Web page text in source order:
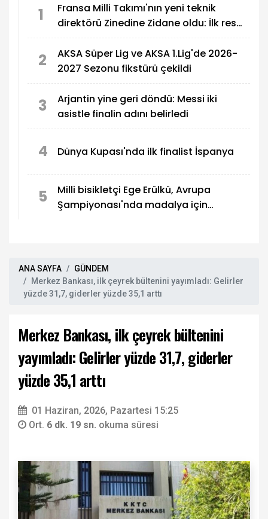
kategoride Türkiye'yi temsil etmeye
hazırlanıyor.
1
Fransa Milli Takımı'nın yeni teknik
direktörü Zinedine Zidane oldu: İlk resmi
2
AKSA Süper Lig ve AKSA 1.Lig'de 2026-
2027 Sezonu fikstürü çekildi
3
Arjantin yine geri döndü: Messi iki
asistle finalin adını belirledi
4 Dünya Kupası'nda ilk finalist İspanya
5
Milli bisikletçi Ege Erülkü, Avrupa
Şampiyonası'nda madalya için
ANA SAYFA
GÜNDEM
Merkez Bankası, ilk çeyrek bültenini yayımladı: Gelirler
yüzde 31,7, giderler yüzde 35,1 arttı
Merkez Bankası, ilk çeyrek bültenini
yayımladı: Gelirler yüzde 31,7, giderler
yüzde 35,1 arttı
01 Haziran, 2026, Pazartesi 15:25
Ort. 6 dk. 19 sn. okuma süresi